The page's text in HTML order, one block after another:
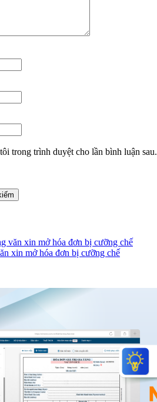
trong trình duyệt cho lần bình luận sau.
văn xin mở hóa đơn bị cưỡng chế
xin mở hóa đơn bị cưỡng chế